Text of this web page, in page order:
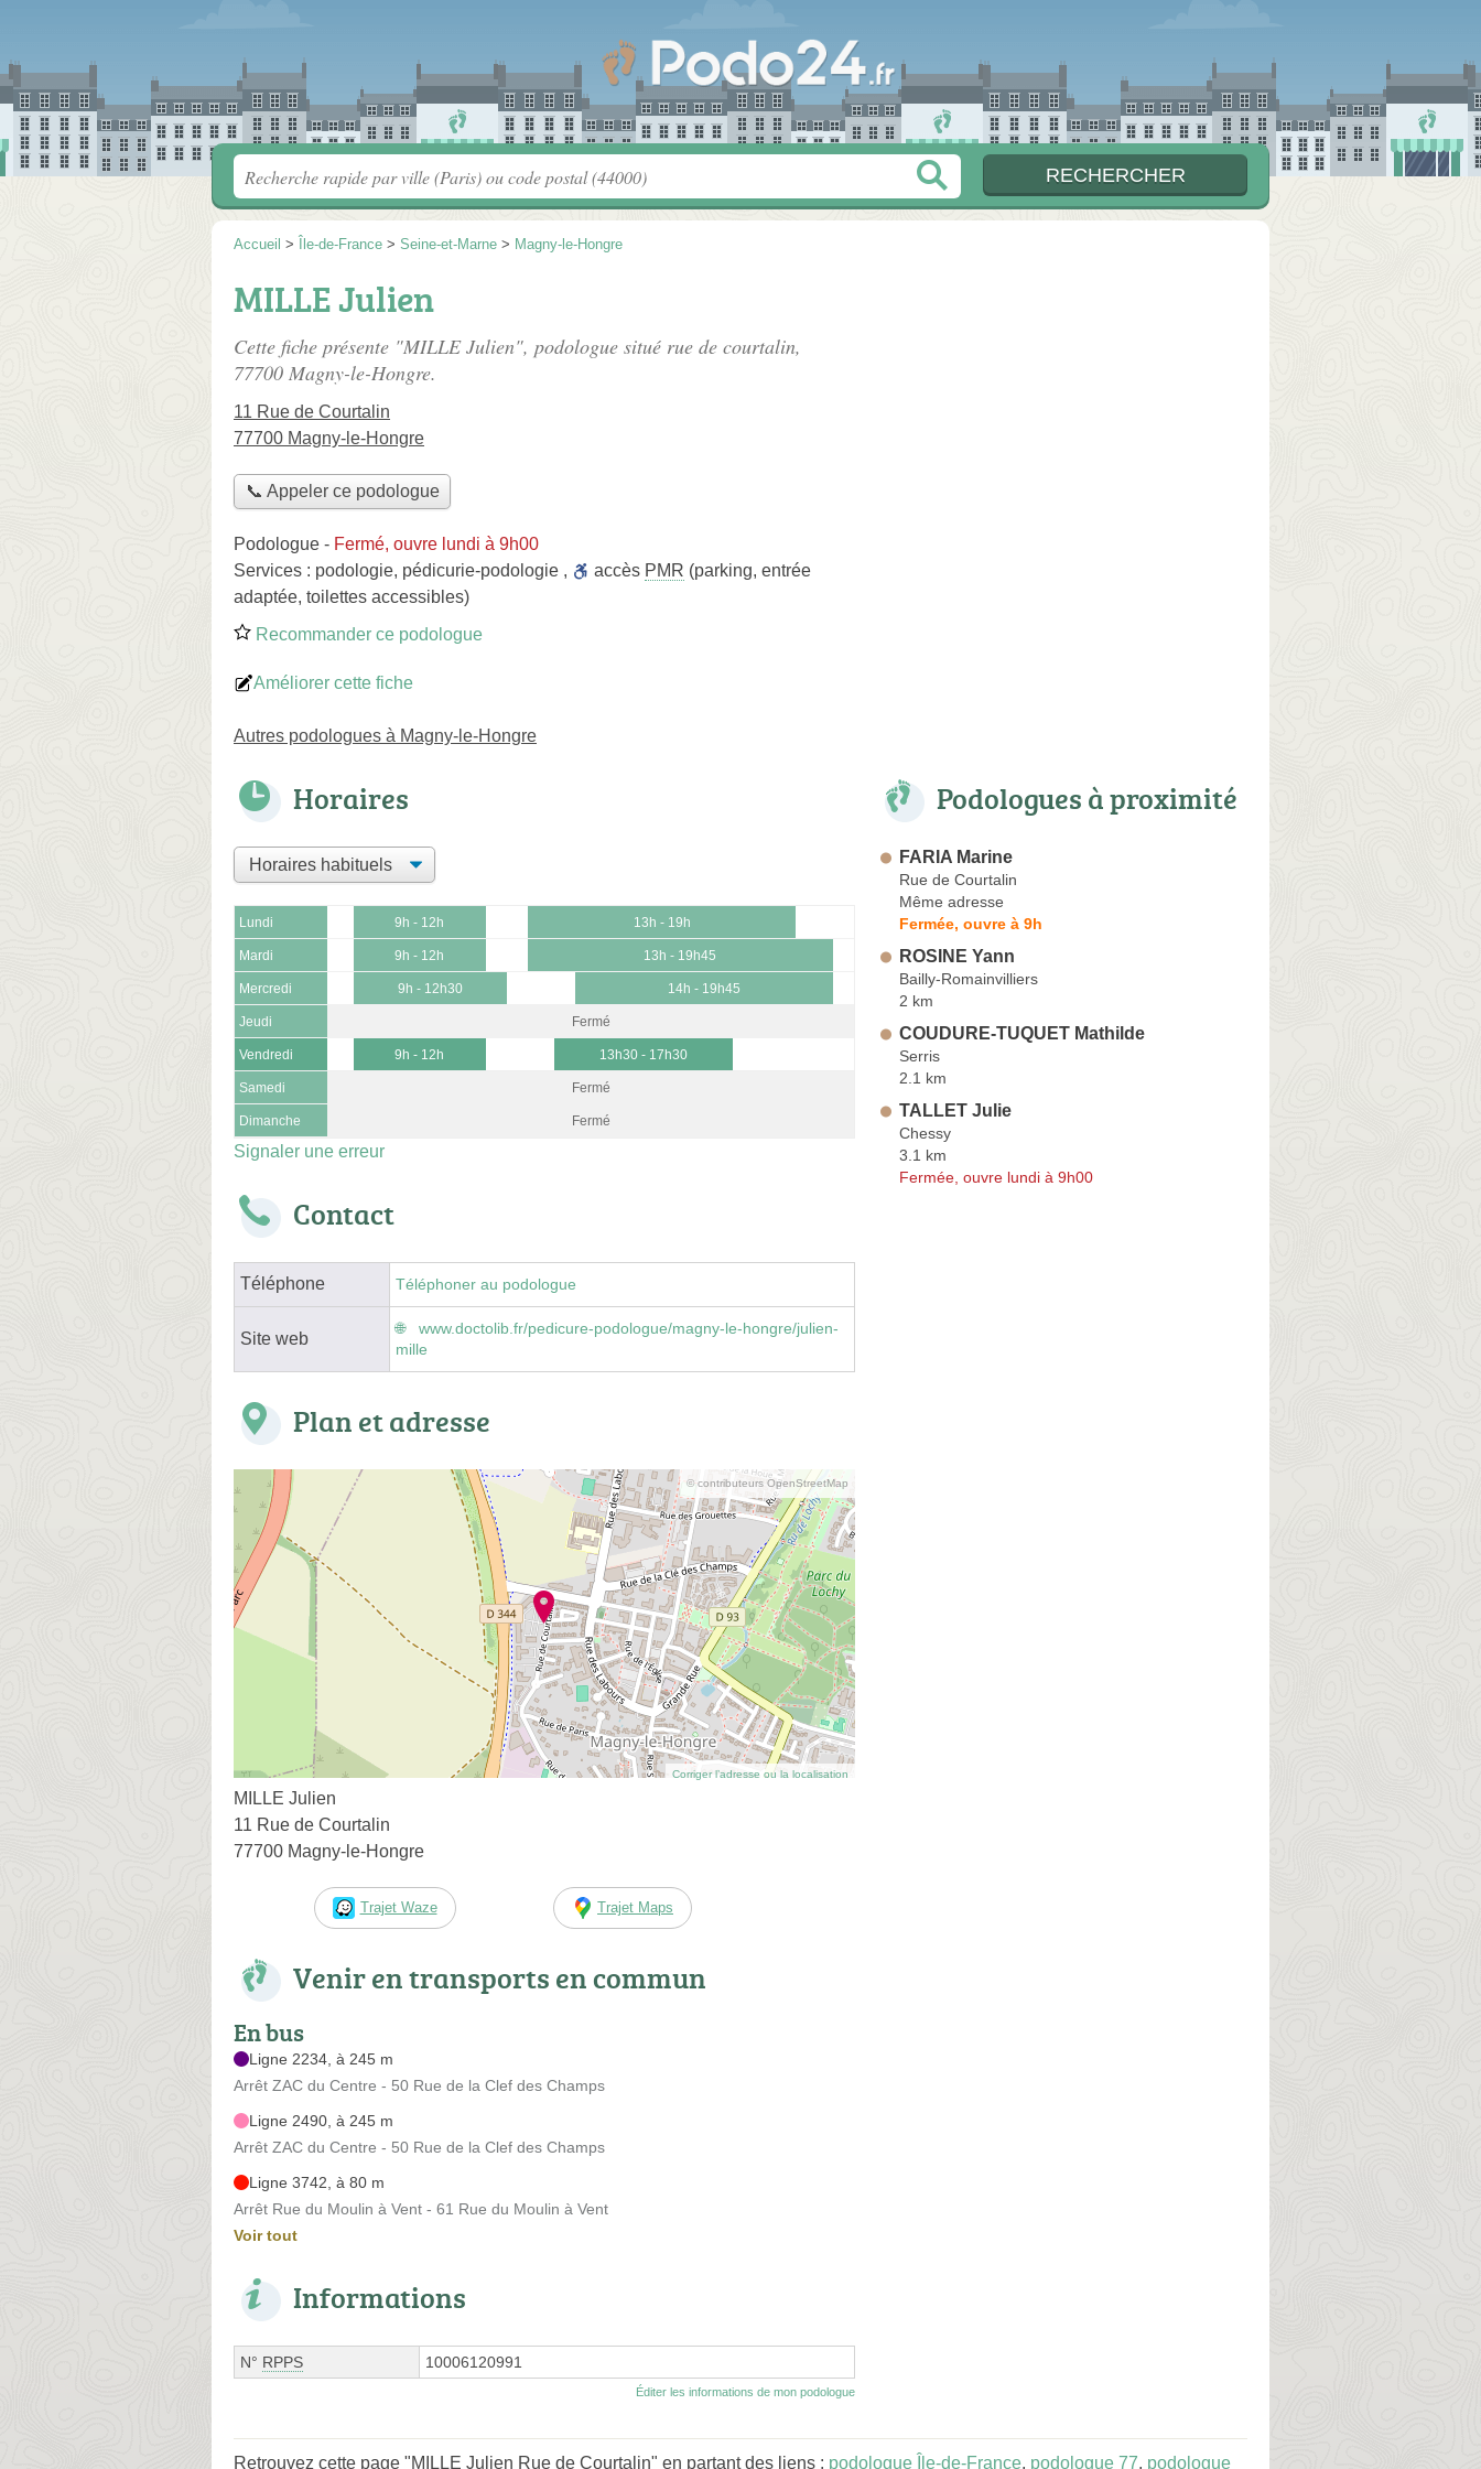
Accueil > Île-de-France > Seine-et-Marne > Magny-le-Hongre
MILLE Julien
Cette fiche présente "MILLE Julien", podologue situé rue de courtalin,
77700 Magny-le-Hongre.
11 Rue de Courtalin
77700 Magny-le-Hongre
📞 Appeler ce podologue
Podologue - Fermé, ouvre lundi à 9h00
Services : podologie, pédicurie-podologie , accès PMR (parking, entrée
adaptée, toilettes accessibles)
Recommander ce podologue
Améliorer cette fiche
Autres podologues à Magny-le-Hongre
Horaires
Lundi 9h - 12h 13h - 19h
Mardi 9h - 12h 13h - 19h45
Mercredi 9h - 12h30 14h - 19h45
Jeudi Fermé
Vendredi 9h - 12h 13h30 - 17h30
Samedi Fermé
Dimanche Fermé
Signaler une erreur
Contact
Téléphone Téléphoner au podologue
Site web
www.doctolib.fr/pedicure-podologue/magny-le-hongre/julien-
mille
Plan et adresse
© contributeurs OpenStreetMap
Corriger l’adresse ou la localisation
MILLE Julien
11 Rue de Courtalin
77700 Magny-le-Hongre
Trajet Waze Trajet Maps
Venir en transports en commun
En bus
Ligne 2234, à 245 m
Arrêt ZAC du Centre - 50 Rue de la Clef des Champs
Ligne 2490, à 245 m
Arrêt ZAC du Centre - 50 Rue de la Clef des Champs
Ligne 3742, à 80 m
Arrêt Rue du Moulin à Vent - 61 Rue du Moulin à Vent
Voir tout
Informations
N° RPPS 10006120991
Éditer les informations de mon podologue
Podologues à proximité
FARIA Marine
Rue de Courtalin
Même adresse
Fermée, ouvre à 9h
ROSINE Yann
Bailly-Romainvilliers
2 km
COUDURE-TUQUET Mathilde
Serris
2.1 km
TALLET Julie
Chessy
3.1 km
Fermée, ouvre lundi à 9h00
Retrouvez cette page "MILLE Julien Rue de Courtalin" en partant des liens : podologue Île-de-France, podologue 77, podologue